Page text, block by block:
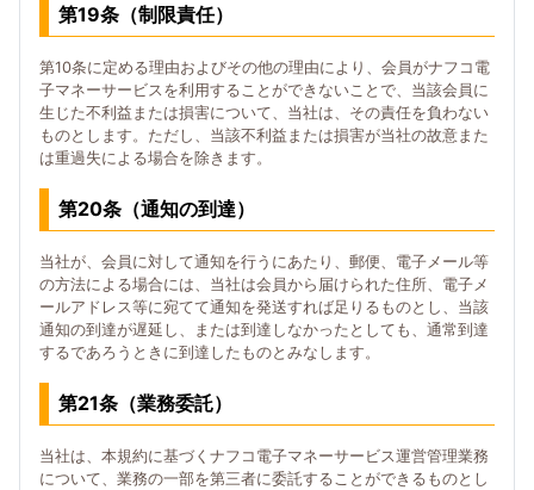
第19条（制限責任）
第10条に定める理由およびその他の理由により、会員がナフコ電
子マネーサービスを利用することができないことで、当該会員に
生じた不利益または損害について、当社は、その責任を負わない
ものとします。ただし、当該不利益または損害が当社の故意また
は重過失による場合を除きます。
第20条（通知の到達）
当社が、会員に対して通知を行うにあたり、郵便、電子メール等
の方法による場合には、当社は会員から届けられた住所、電子メ
ールアドレス等に宛てて通知を発送すれば足りるものとし、当該
通知の到達が遅延し、または到達しなかったとしても、通常到達
するであろうときに到達したものとみなします。
第21条（業務委託）
当社は、本規約に基づくナフコ電子マネーサービス運営管理業務
について、業務の一部を第三者に委託することができるものとし